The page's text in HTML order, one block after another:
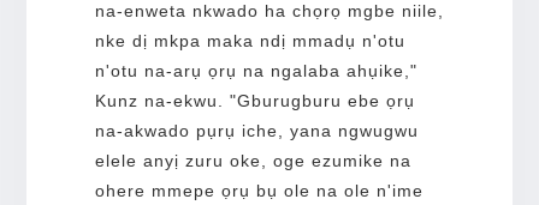
na-enweta nkwado ha chọrọ mgbe niile,
nke dị mkpa maka ndị mmadụ n'otu
n'otu na-arụ ọrụ na ngalaba ahụike,"
Kunz na-ekwu. "Gburugburu ebe ọrụ
na-akwado pụrụ iche, yana ngwugwu
elele anyị zuru oke, oge ezumike na
ohere mmepe ọrụ bụ ole na ole n'ime